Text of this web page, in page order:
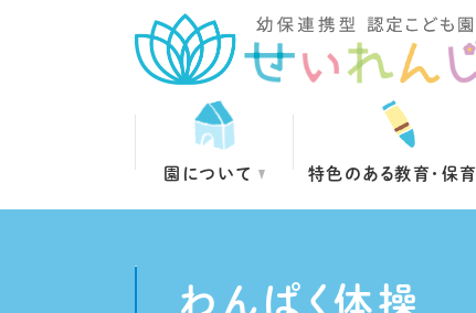
園について 特色のある教育・保育
わんぱく体操